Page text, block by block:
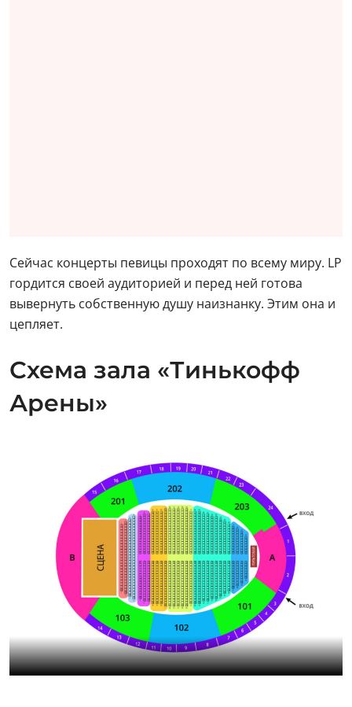
Сейчас концерты певицы проходят по всему миру. LP
гордится своей аудиторией и перед ней готова
вывернуть собственную душу наизнанку. Этим она и
цепляет.
Схема зала «Тинькофф
Арены»